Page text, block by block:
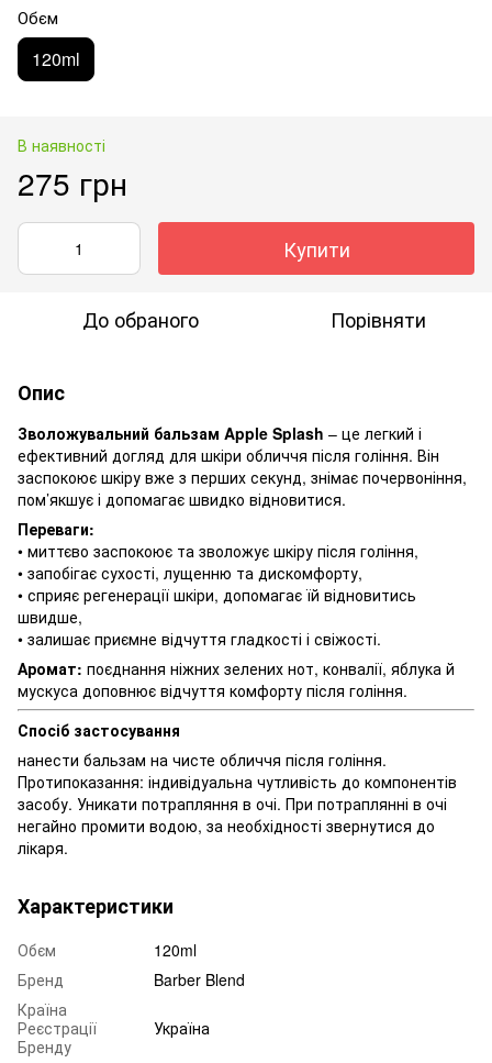
Обєм
120ml
В наявності
275 грн
Купити
До обраного Порівняти
Опис
Зволожувальний бальзам Apple Splash – це легкий і
ефективний догляд для шкіри обличчя після гоління. Він
заспокоює шкіру вже з перших секунд, знімає почервоніння,
пом’якшує і допомагає швидко відновитися.
Переваги:
• миттєво заспокоює та зволожує шкіру після гоління,
• запобігає сухості, лущенню та дискомфорту,
• сприяє регенерації шкіри, допомагає їй відновитись
швидше,
• залишає приємне відчуття гладкості і свіжості.
Аромат: поєднання ніжних зелених нот, конвалії, яблука й
мускуса доповнює відчуття комфорту після гоління.
Спосіб застосування
нанести бальзам на чисте обличчя після гоління.
Протипоказання: індивідуальна чутливість до компонентів
засобу. Уникати потрапляння в очі. При потраплянні в очі
негайно промити водою, за необхідності звернутися до
лікаря.
Характеристики
Обєм
120ml
Бренд
Barber Blend
Країна
Реєстрації
Бренду
Україна